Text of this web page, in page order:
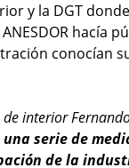
y la DGT
hacía
conocían
interior
serie de
de la